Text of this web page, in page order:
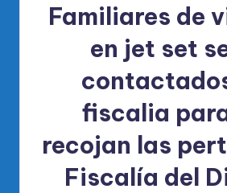
Familiares de
en jet set
fiscalia
recojan las
Fiscalía del